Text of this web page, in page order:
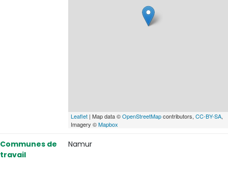
Leaflet | Map data ©OpenStreetMapcontributors,CC-BY-SA,
Imagery ©Mapbox
Communes de
travail
Namur